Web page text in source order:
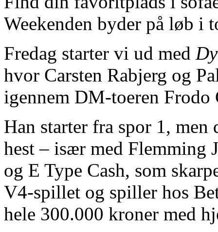
Weekenden byder på løb i
Fredag starter vi ud med
hvor Carsten Rabjerg og
igennem DM-toeren Frodo
Han starter fra spor 1,
hest – især med Flemming
og E Type Cash, som
V4-spillet og spiller hos
hele 300.000 kroner med